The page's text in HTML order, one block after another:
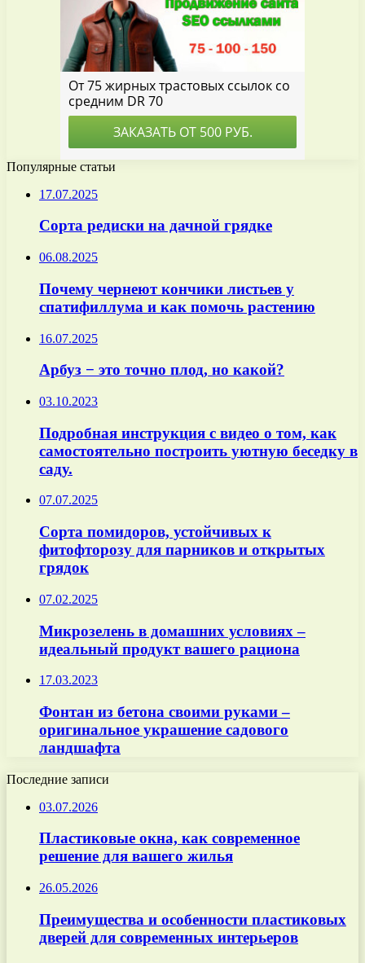
Популярные статьи
17.07.2025
Сорта редиски на дачной грядке
06.08.2025
Почему чернеют кончики листьев у
спатифиллума и как помочь растению
16.07.2025
Арбуз − это точно плод, но какой?
03.10.2023
Подробная инструкция с видео о том, как
самостоятельно построить уютную беседку в
саду.
07.07.2025
Сорта помидоров, устойчивых к
фитофторозу для парников и открытых
грядок
07.02.2025
Микрозелень в домашних условиях –
идеальный продукт вашего рациона
17.03.2023
Фонтан из бетона своими руками –
оригинальное украшение садового
ландшафта
Последние записи
03.07.2026
Пластиковые окна, как современное
решение для вашего жилья
26.05.2026
Преимущества и особенности пластиковых
дверей для современных интерьеров